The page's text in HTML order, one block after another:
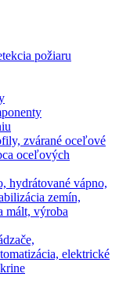
požiaru
zvárané oceľové
oceľových
hydrátované vápno,
zemín,
mált, výroba
elektrické